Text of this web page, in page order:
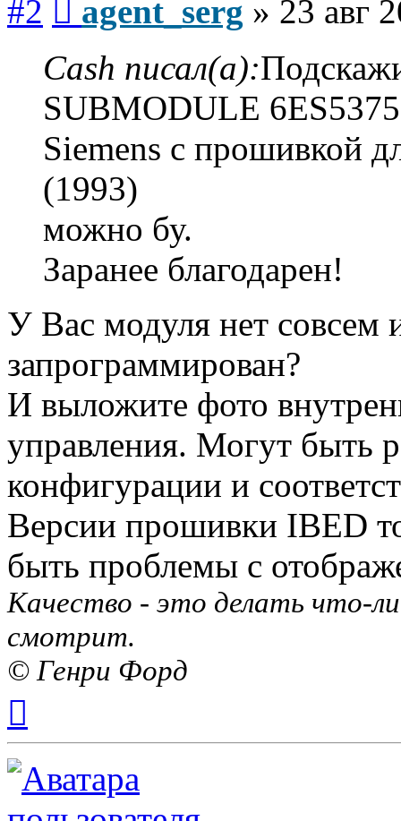
#2 agent_serg » 23 авг
Cash писал(а):
SUBMODULE
Siemens с прошивкой
(1993)
можно бу.
Заранее благодарен!
У Вас модуля нет совсем
запрограммирован?
И выложите фото
управления. Могут быть
конфигурации и
Версии прошивки IBED
быть проблемы с
Качество - это делать что-
смотрит.
© Генри Форд
началу